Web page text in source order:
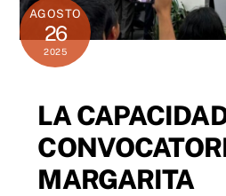
AGOSTO
26
2025
LA
MARGARITA